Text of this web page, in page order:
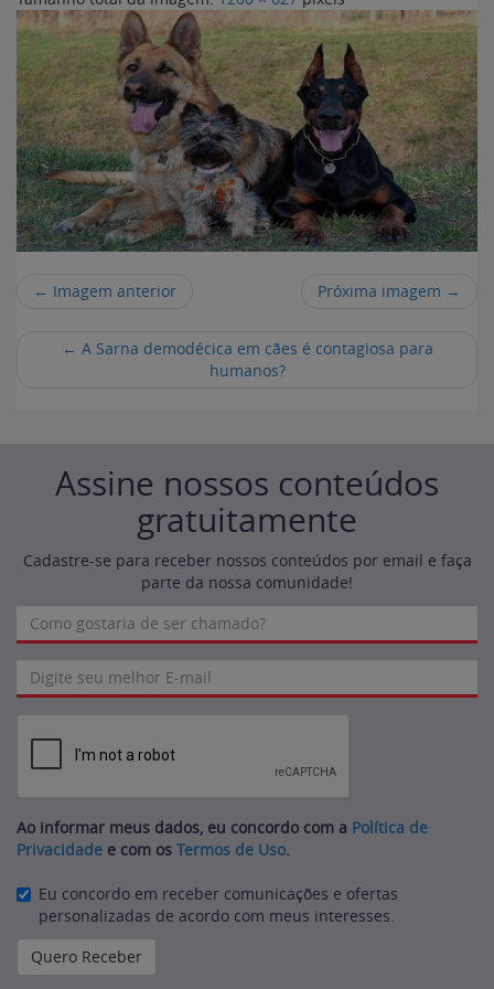
← Imagem anterior Próxima imagem →
← A Sarna demodécica em cães é contagiosa para
humanos?
Assine nossos conteúdos
gratuitamente
Cadastre-se para receber nossos conteúdos por email e faça
parte da nossa comunidade!
Ao informar meus dados, eu concordo com a Política de
Privacidade e com os Termos de Uso.
Eu concordo em receber comunicações e ofertas
personalizadas de acordo com meus interesses.